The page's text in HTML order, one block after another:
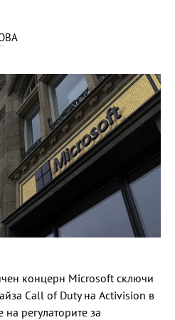
концерн Microsoft сключи
Call of Duty на Activision в
регулаторите за